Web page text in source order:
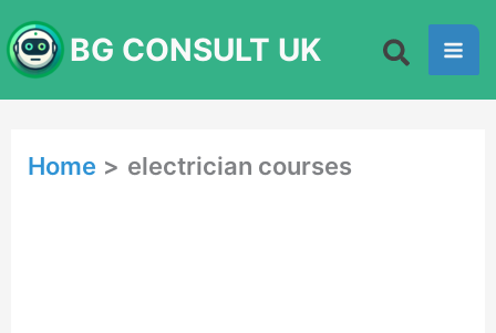
to
content
BG CONSULT UK
Home electrician courses